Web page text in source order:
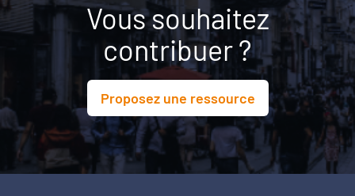
Vous souhaitez
contribuer ?
Proposez une ressource